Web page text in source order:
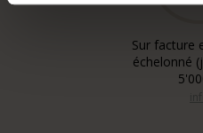
Sur facture
échelonné